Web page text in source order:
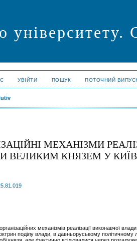
університету.
УВІЙТИ ПОШУК ПОТОЧНИЙ
МЕХАНІЗМИ
ВЕЛИКИМ КНЯЗЕМ У
механізмів реалізації виконавчої
поділу влади, в давньоруському політичному